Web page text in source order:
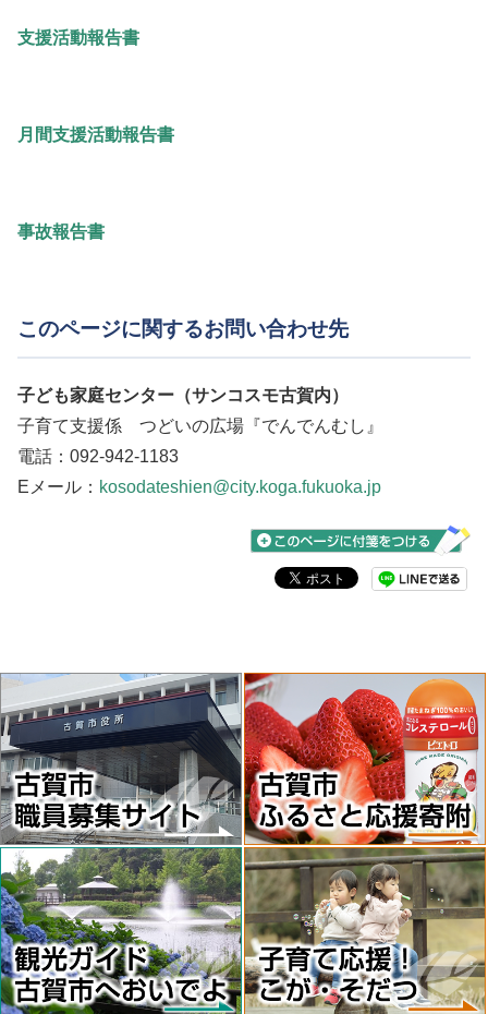
支援活動報告書
月間支援活動報告書
事故報告書
このページに関するお問い合わせ先
子ども家庭センター（サンコスモ古賀内）
子育て支援係 つどいの広場『でんでんむし』
電話：092-942-1183
Eメール： kosodateshien@city.koga.fukuoka.jp